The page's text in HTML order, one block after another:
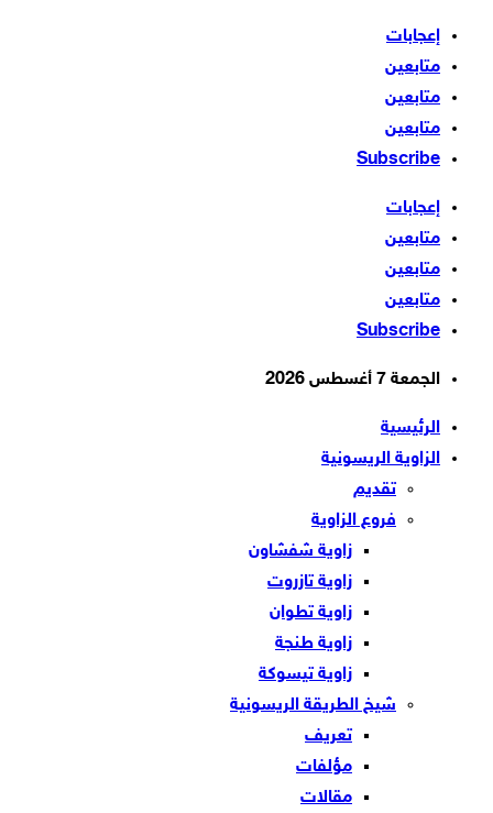
إعجابات
متابعين
متابعين
متابعين
Subscribe
إعجابات
متابعين
متابعين
متابعين
Subscribe
الجمعة 7 أغسطس 2026
الرئيسية
الزاوية الريسونية
تقديم
فروع الزاوية
زاوية شفشاون
زاوية تازروت
زاوية تطوان
زاوية طنجة
زاوية تيسوكة
شيخ الطريقة الريسونية
تعريف
مؤلفات
مقالات